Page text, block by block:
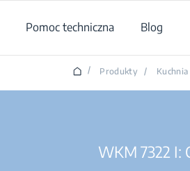
Pomoc techniczna Blog
/ Produkty / Kuchnia
WKM 7322 I: